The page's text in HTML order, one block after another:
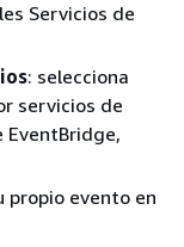
Servicios de
: selecciona
servicios de
propio evento en